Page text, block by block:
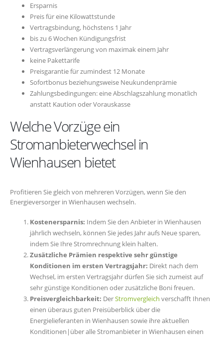
Ersparnis
Preis für eine Kilowattstunde
Vertragsbindung, höchstens 1 Jahr
bis zu 6 Wochen Kündigungsfrist
Vertragsverlängerung von maximak einem Jahr
keine Pakettarife
Preisgarantie für zumindest 12 Monate
Sofortbonus beziehungsweise Neukundenprämie
Zahlungsbedingungen: eine Abschlagszahlung monatlich
anstatt Kaution oder Vorauskasse
Welche Vorzüge ein
Stromanbieterwechsel in
Wienhausen bietet
Profitieren Sie gleich von mehreren Vorzügen, wenn Sie den
Energieversorger in Wienhausen wechseln.
Kostenersparnis: Indem Sie den Anbieter in Wienhausen
jährlich wechseln, können Sie jedes Jahr aufs Neue sparen,
indem Sie Ihre Stromrechnung klein halten.
Zusätzliche Prämien respektive sehr günstige
Konditionen im ersten Vertragsjahr: Direkt nach dem
Wechsel, im ersten Vertragsjahr dürfen Sie sich zumeist auf
sehr günstige Konditionen oder zusätzliche Boni freuen.
Preisvergleichbarkeit: DerStromvergleich verschafft Ihnen
einen überaus guten Preisüberblick über die
Energielieferanten in Wienhausen sowie ihre aktuellen
Konditionen|über alle Stromanbieter in Wienhausen einen